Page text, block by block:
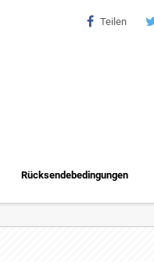
Teilen
Rücksendebedingungen